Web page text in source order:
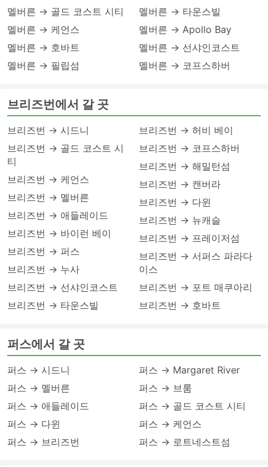
멜버른 → 골드 코스트 시티
멜버른 → 케언스
멜버른 → 호바트
멜버른 → 필립섬
멜버른 → 타운스빌
멜버른 → Apollo Bay
멜버른 → 선샤인코스트
멜버른 → 코프스하버
브리즈번에서 갈 곳
브리즈번 → 시드니
브리즈번 → 골드 코스트 시
티
브리즈번 → 케언스
브리즈번 → 멜버른
브리즈번 → 애들레이드
브리즈번 → 바이런 베이
브리즈번 → 퍼스
브리즈번 → 누사
브리즈번 → 선샤인코스트
브리즈번 → 타운스빌
브리즈번 → 허비 베이
브리즈번 → 코프스하버
브리즈번 → 해밀턴섬
브리즈번 → 캔버라
브리즈번 → 다윈
브리즈번 → 뉴캐슬
브리즈번 → 프레이저섬
브리즈번 → 서퍼스 파라다
이스
브리즈번 → 포트 매쿠아리
브리즈번 → 호바트
퍼스에서 갈 곳
퍼스 → 시드니
퍼스 → 멜버른
퍼스 → 애들레이드
퍼스 → 다윈
퍼스 → 브리즈번
퍼스 → Margaret River
퍼스 → 브룸
퍼스 → 골드 코스트 시티
퍼스 → 케언스
퍼스 → 로트네스트섬